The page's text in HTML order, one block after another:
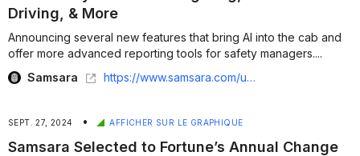
Driving, & More
Announcing several new features that bring AI into the cab and
offer more advanced reporting tools for safety managers....
Samsara
https://www.samsara.com/uk/blog/seguridad-flotas-nuevas-funcionalidades-camaras
SEPT. 27, 2024 • AFFICHER SUR LE GRAPHIQUE
Samsara Selected to Fortune’s Annual Change